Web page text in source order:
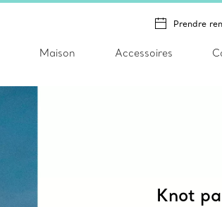
Prendre
Maison Accessoires
Knot